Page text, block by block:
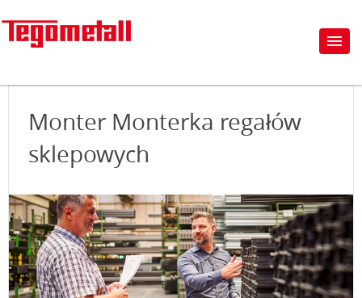
Monter Monterka regałów
sklepowych